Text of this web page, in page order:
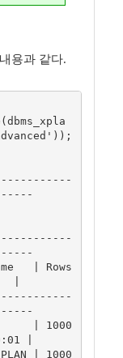
용과 같다.
| Rows
|
| 1000
|
| 1000